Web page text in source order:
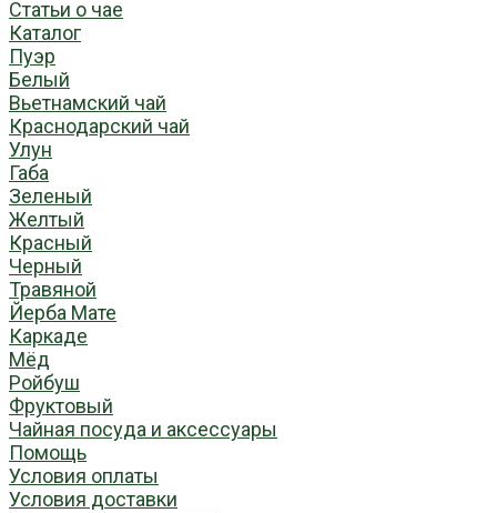
Статьи о чае
Каталог
Пуэр
Белый
Вьетнамский чай
Краснодарский чай
Улун
Габа
Зеленый
Желтый
Красный
Черный
Травяной
Йерба Мате
Каркаде
Мёд
Ройбуш
Фруктовый
Чайная посуда и аксессуары
Помощь
Условия оплаты
Условия доставки